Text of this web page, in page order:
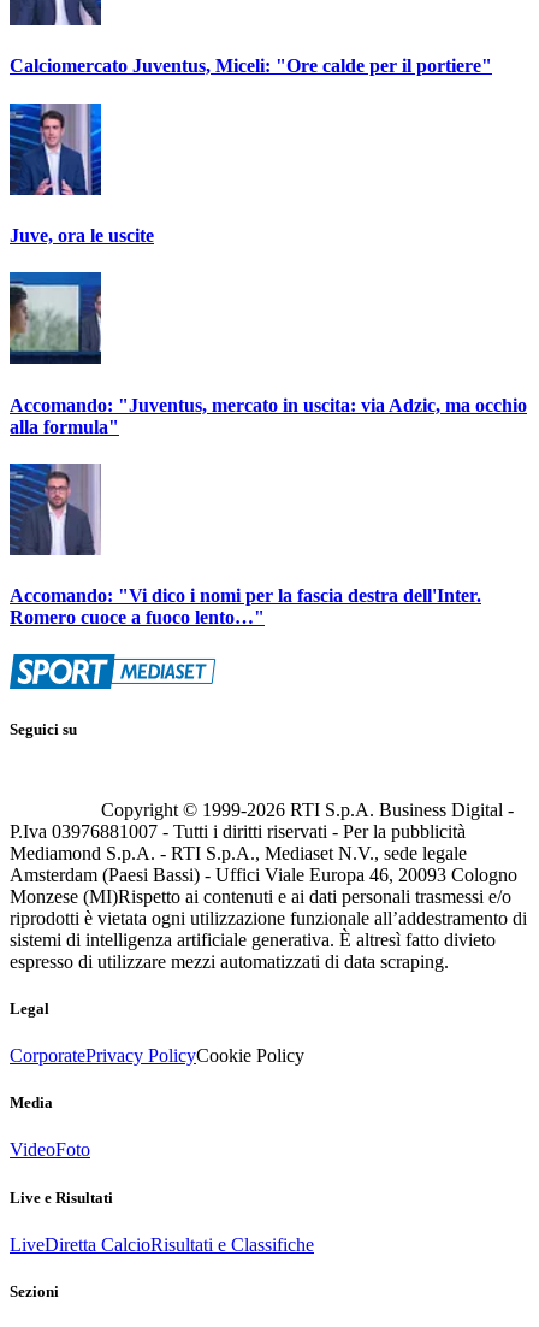
Calciomercato Juventus, Miceli: "Ore calde per il portiere"
Juve, ora le uscite
Accomando: "Juventus, mercato in uscita: via Adzic, ma occhio
alla formula"
Accomando: "Vi dico i nomi per la fascia destra dell'Inter.
Romero cuoce a fuoco lento…"
Seguici su
Copyright © 1999-2026 RTI S.p.A. Business Digital -
P.Iva 03976881007 - Tutti i diritti riservati - Per la pubblicità
Mediamond S.p.A. - RTI S.p.A., Mediaset N.V., sede legale
Amsterdam (Paesi Bassi) - Uffici Viale Europa 46, 20093 Cologno
Monzese (MI)Rispetto ai contenuti e ai dati personali trasmessi e/o
riprodotti è vietata ogni utilizzazione funzionale all’addestramento di
sistemi di intelligenza artificiale generativa. È altresì fatto divieto
espresso di utilizzare mezzi automatizzati di data scraping.
Legal
CorporatePrivacy PolicyCookie Policy
Media
VideoFoto
Live e Risultati
LiveDiretta CalcioRisultati e Classifiche
Sezioni